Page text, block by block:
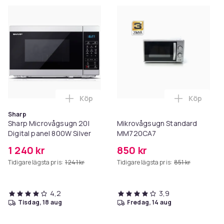
Sharp
Sharp Microvågsugn 20l
Digital panel 800W Silver
1 240 kr
Tidigare lägsta pris: 1 241 kr
Lägg till Sharp Microvågsugn 20l Digital
Köp
4,2
tisdag, 18 aug
Mikrovågsugn Standard
MM720CA7
850 kr
Tidigare lägsta pris: 851 kr
Lägg till
Köp
3,9
fredag, 14 aug